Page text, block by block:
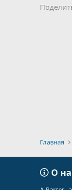
Главная
О